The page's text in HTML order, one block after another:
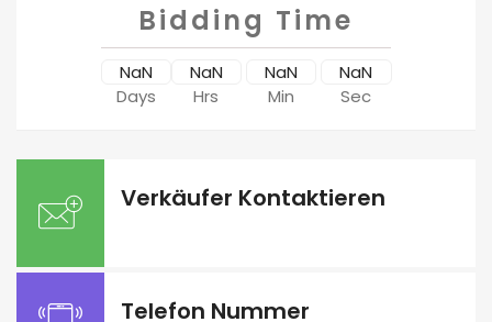
Bidding Time
NaN
Days
NaN
Hrs
NaN
Min
NaN
Sec
Verkäufer Kontaktieren
Telefon Nummer